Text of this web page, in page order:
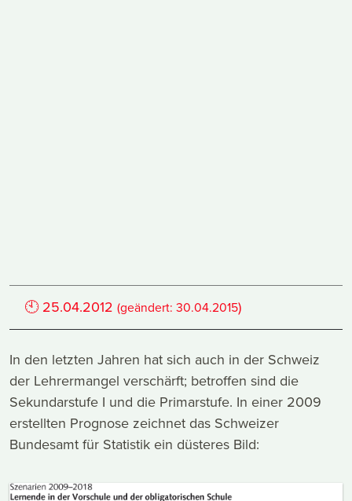
🕙 25.04.2012 (geändert:30.04.2015)
In den letzten Jahren hat sich auch in der Schweiz
der Lehrermangel verschärft; betroffen sind die
Sekundarstufe I und die Primarstufe. In einer 2009
erstellten Prognose zeichnet das Schweizer
Bundesamt für Statistik ein düsteres Bild: